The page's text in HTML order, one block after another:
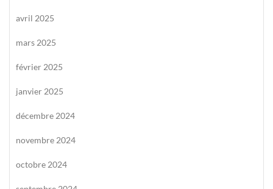
avril 2025
mars 2025
février 2025
janvier 2025
décembre 2024
novembre 2024
octobre 2024